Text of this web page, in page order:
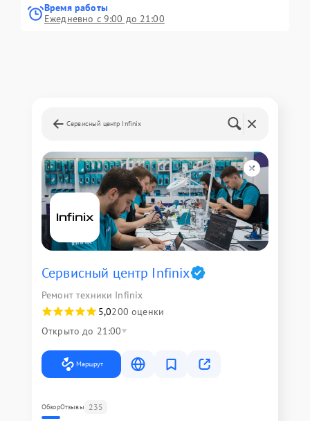
Время работы
Ежедневно с 9:00 до 21:00
Сервисный центр Infinix
Сервисный центр Infinix
Ремонт техники Infinix
5,0200 оценки
Открыто до 21:00
Маршрут
ОбзорОтзывы 235